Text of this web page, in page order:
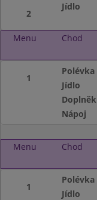
2
Jídlo
Menu Chod
1
Polévka
Jídlo
Doplněk
Nápoj
Menu Chod
1
Polévka
Jídlo